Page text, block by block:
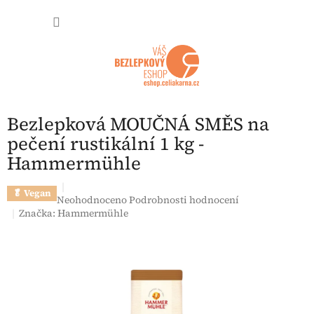
Bezlepková MOUČNÁ SMĚS na
pečení rustikální 1 kg -
Hammermühle
🥬 Vegan Průměrné hodnocení produktu je 0,0 z 5 hvězdiček.
NeohodnocenoPodrobnosti hodnocení
Značka:Hammermühle